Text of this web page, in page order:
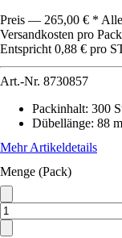
Preis — 265,00 € *
Versandkosten pro Pack
Entspricht 0,88 € pro
Art.-Nr. 8730857
Packinhalt: 300
Dübellänge: 88
Mehr Artikeldetails
Menge (Pack)